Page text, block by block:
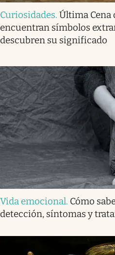
Curiosidades. Última Cena
encuentran símbolos
descubren su significado
Vida emocional. Cómo
detección, síntomas y